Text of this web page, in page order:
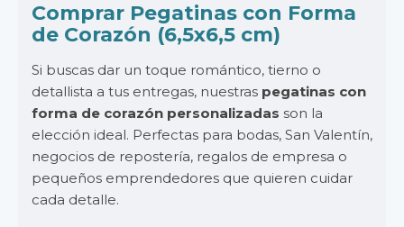
Comprar Pegatinas con Forma
de Corazón (6,5x6,5 cm)
Si buscas dar un toque romántico, tierno o
detallista a tus entregas, nuestras pegatinas con
forma de corazón personalizadas son la
elección ideal. Perfectas para bodas, San Valentín,
negocios de repostería, regalos de empresa o
pequeños emprendedores que quieren cuidar
cada detalle.